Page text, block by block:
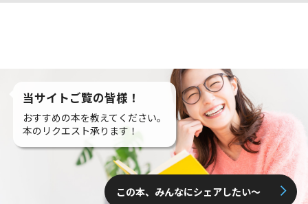
当サイトご覧の皆様！
おすすめの本を教えてください。
本のリクエスト承ります！
この本、みんなにシェアしたい〜